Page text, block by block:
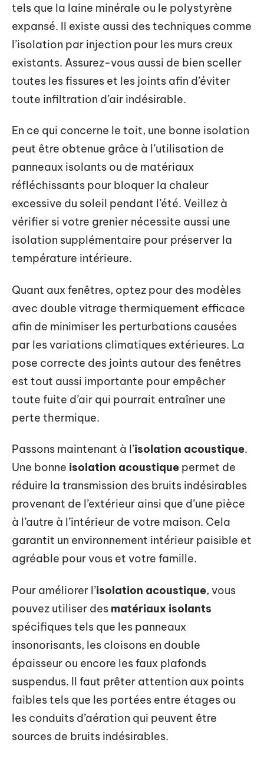
tels que la laine minérale ou le polystyrène
expansé. Il existe aussi des techniques comme
l’isolation par injection pour les murs creux
existants. Assurez-vous aussi de bien sceller
toutes les fissures et les joints afin d’éviter
toute infiltration d’air indésirable.
En ce qui concerne le toit, une bonne isolation
peut être obtenue grâce à l’utilisation de
panneaux isolants ou de matériaux
réfléchissants pour bloquer la chaleur
excessive du soleil pendant l’été. Veillez à
vérifier si votre grenier nécessite aussi une
isolation supplémentaire pour préserver la
température intérieure.
Quant aux fenêtres, optez pour des modèles
avec double vitrage thermiquement efficace
afin de minimiser les perturbations causées
par les variations climatiques extérieures. La
pose correcte des joints autour des fenêtres
est tout aussi importante pour empêcher
toute fuite d’air qui pourrait entraîner une
perte thermique.
Passons maintenant à l’isolation acoustique.
Une bonne isolation acoustique permet de
réduire la transmission des bruits indésirables
provenant de l’extérieur ainsi que d’une pièce
à l’autre à l’intérieur de votre maison. Cela
garantit un environnement intérieur paisible et
agréable pour vous et votre famille.
Pour améliorer l’isolation acoustique, vous
pouvez utiliser des matériaux isolants
spécifiques tels que les panneaux
insonorisants, les cloisons en double
épaisseur ou encore les faux plafonds
suspendus. Il faut prêter attention aux points
faibles tels que les portées entre étages ou
les conduits d’aération qui peuvent être
sources de bruits indésirables.